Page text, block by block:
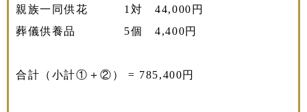
親族一同供花 1対 44,000円
葬儀供養品 5個 4,400円
合計（小計①＋②） = 785,400円